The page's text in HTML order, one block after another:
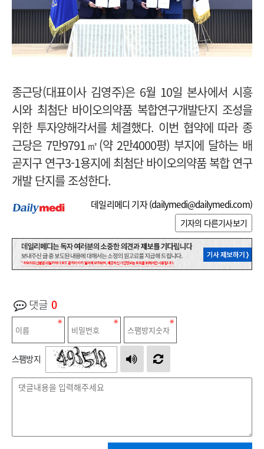
종근당(대표이사 김영주)은 6월 10일 본사에서 시흥
시와 최첨단 바이오의약품 복합연구개발단지 조성을
위한 투자양해각서를 체결했다. 이번 협약에 따라 종
근당은 7만9791㎡(약 2만4000평) 부지에 달하는 배
곧지구 연구3-1용지에 최첨단 바이오의약품 복합 연구
개발 단지를 조성한다.
데일리메디 기자 (dailymedi@dailymedi.com)
기자의 다른기사보기
댓글 0
스팸방지